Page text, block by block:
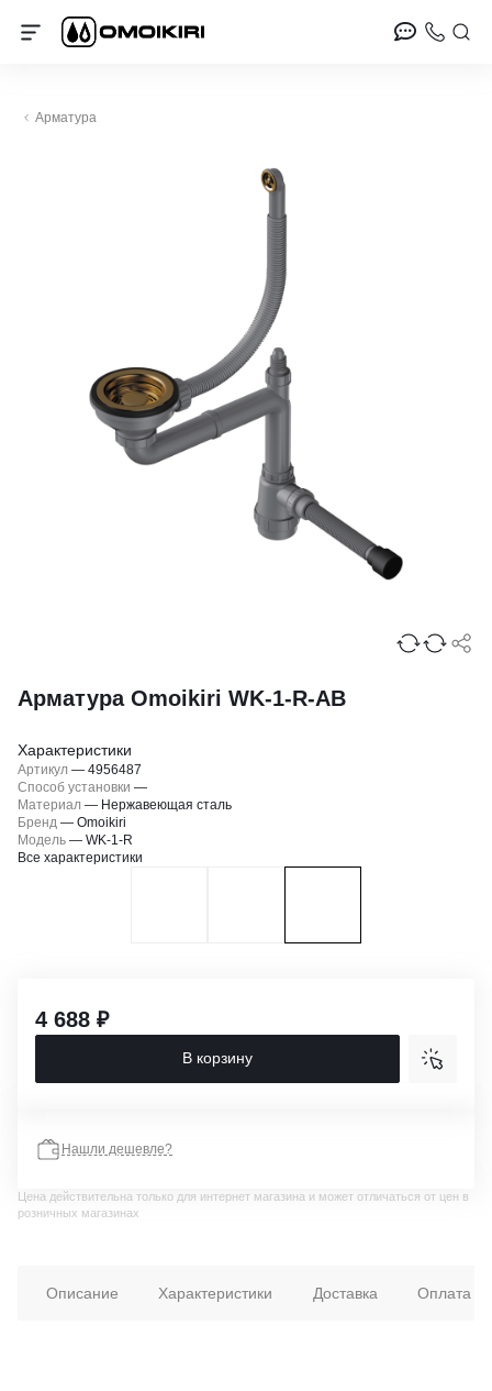
Арматура
Арматура Omoikiri WK-1-R-AB
Характеристики
Артикул — 4956487
Способ установки —
Материал — Нержавеющая сталь
Бренд — Omoikiri
Модель — WK-1-R
Все характеристики
4 688 ₽
В корзину
Нашли дешевле?
Цена действительна только для интернет магазина и может отличаться от цен в
розничных магазинах
Описание Характеристики Доставка Оплата